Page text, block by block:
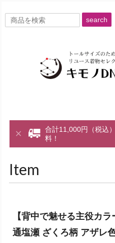
search
合計11,000円（税込
料！
Item
【背中で魅せる主役カ
通塩瀬 ざくろ柄 アザレ